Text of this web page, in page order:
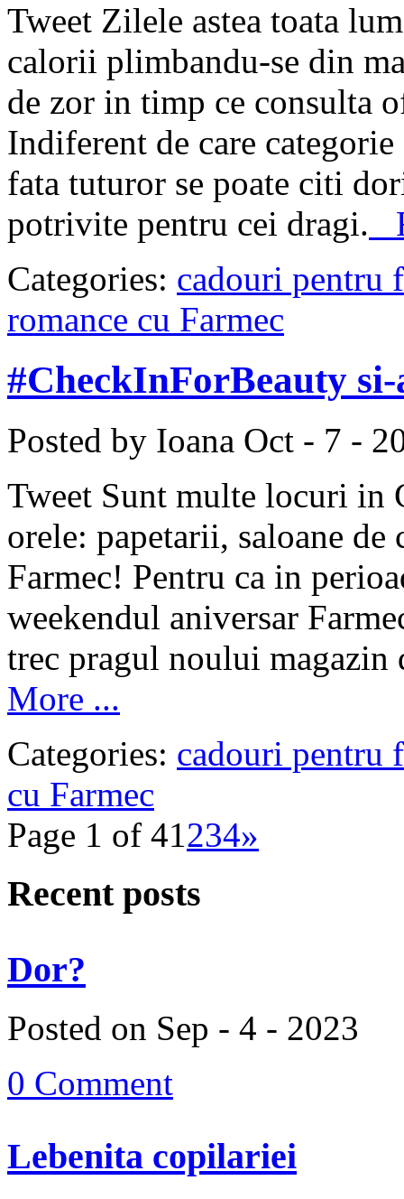
Tweet Zilele astea toata
calorii plimbandu-se din
de zor in timp ce consulta
Indiferent de care
fata tuturor se poate citi
potrivite pentru cei dragi.
Categories: cadouri pentru
romance cu Farmec
#CheckInForBeauty
Posted by Ioana Oct - 7 -
Tweet Sunt multe locuri in
orele: papetarii, saloane
Farmec! Pentru ca in
weekendul aniversar
trec pragul noului magazin
More ...
Categories: cadouri pentru
cu Farmec
Page 1 of 41234»
Recent posts
Dor?
Posted on Sep - 4 - 2023
0 Comment
Lebenita copilariei